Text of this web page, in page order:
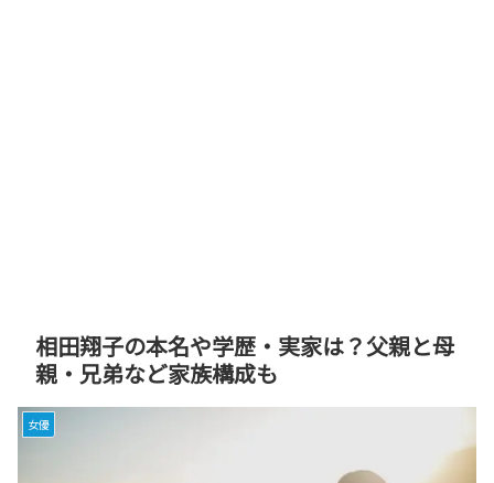
相田翔子の本名や学歴・実家は？父親と母
親・兄弟など家族構成も
女優